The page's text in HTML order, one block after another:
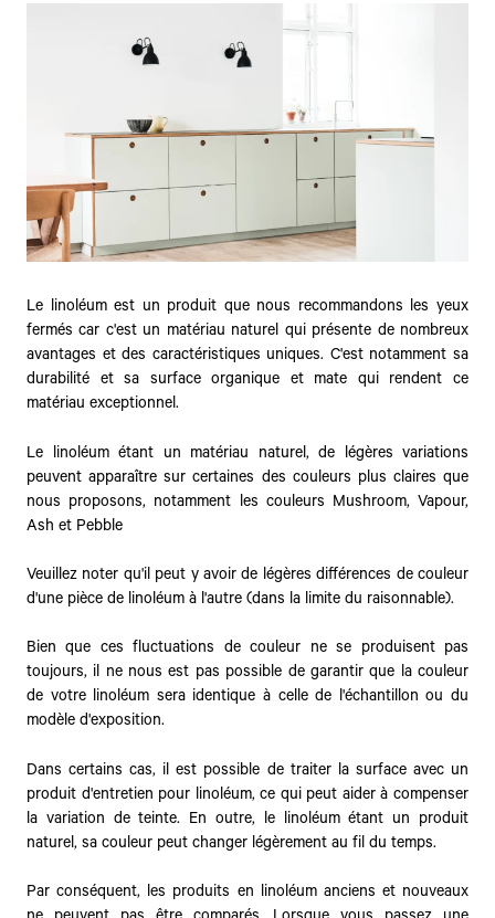
Le linoléum est un produit que nous recommandons les yeux
fermés car c'est un matériau naturel qui présente de nombreux
avantages et des caractéristiques uniques. C'est notamment sa
durabilité et sa surface organique et mate qui rendent ce
matériau exceptionnel.
Le linoléum étant un matériau naturel, de légères variations
peuvent apparaître sur certaines des couleurs plus claires que
nous proposons, notamment les couleurs Mushroom, Vapour,
Ash et Pebble
Veuillez noter qu'il peut y avoir de légères différences de couleur
d'une pièce de linoléum à l'autre (dans la limite du raisonnable).
Bien que ces fluctuations de couleur ne se produisent pas
toujours, il ne nous est pas possible de garantir que la couleur
de votre linoléum sera identique à celle de l'échantillon ou du
modèle d'exposition.
Dans certains cas, il est possible de traiter la surface avec un
produit d'entretien pour linoléum, ce qui peut aider à compenser
la variation de teinte. En outre, le linoléum étant un produit
naturel, sa couleur peut changer légèrement au fil du temps.
Par conséquent, les produits en linoléum anciens et nouveaux